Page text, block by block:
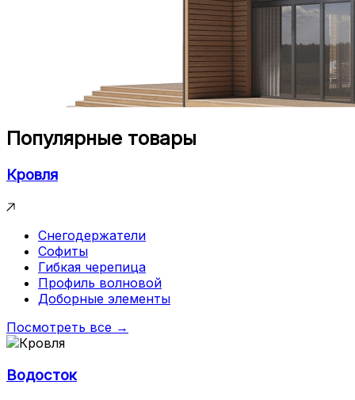
Популярные товары
Кровля
Снегодержатели
Софиты
Гибкая черепица
Профиль волновой
Доборные элементы
Посмотреть все →
Водосток